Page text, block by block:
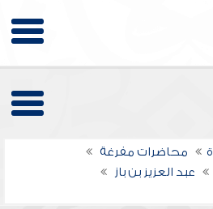
محاضرات مفرغة
عبد العزيز بن باز